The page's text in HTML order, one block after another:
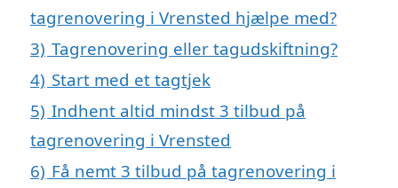
tagrenovering i Vrensted hjælpe med?
3) Tagrenovering eller tagudskiftning?
4) Start med et tagtjek
5) Indhent altid mindst 3 tilbud på
tagrenovering i Vrensted
6) Få nemt 3 tilbud på tagrenovering i